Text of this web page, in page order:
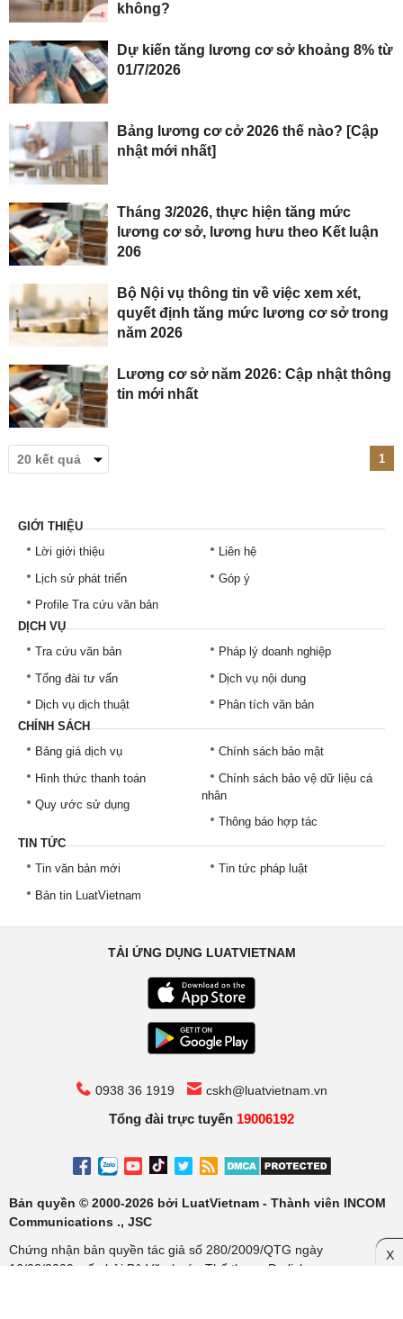
không?
Dự kiến tăng lương cơ sở khoảng 8% từ
01/7/2026
Bảng lương cơ cở 2026 thế nào? [Cập
nhật mới nhất]
Tháng 3/2026, thực hiện tăng mức
lương cơ sở, lương hưu theo Kết luận
206
Bộ Nội vụ thông tin về việc xem xét,
quyết định tăng mức lương cơ sở trong
năm 2026
Lương cơ sở năm 2026: Cập nhật thông
tin mới nhất
1
GIỚI THIỆU
Lời giới thiệu
Lịch sử phát triển
Profile Tra cứu văn bản
Liên hệ
Góp ý
DỊCH VỤ
Tra cứu văn bản
Tổng đài tư vấn
Dịch vụ dịch thuật
Pháp lý doanh nghiệp
Dịch vụ nội dung
Phân tích văn bản
CHÍNH SÁCH
Bảng giá dịch vụ
Hình thức thanh toán
Quy ước sử dụng
Chính sách bảo mật
Chính sách bảo vệ dữ liệu cá
nhân
Thông báo hợp tác
TIN TỨC
Tin văn bản mới
Bản tin LuatVietnam
Tin tức pháp luật
TẢI ỨNG DỤNG LUATVIETNAM
0938 36 1919 cskh@luatvietnam.vn
Tổng đài trực tuyến 19006192
Bản quyền © 2000-2026 bởi LuatVietnam - Thành viên INCOM
Communications ., JSC
Chứng nhận bản quyền tác giả số 280/2009/QTG ngày
16/02/2009, cấp bởi Bộ Văn hoá - Thể thao - Du lịch
X